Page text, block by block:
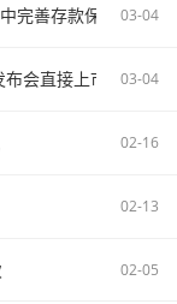
完善存款保险制度
03-04
会直接上市 03-04
02-16
02-13
02-05